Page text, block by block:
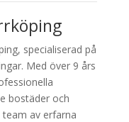
specialiserad på
Med över 9 års
bostäder och
av erfarna